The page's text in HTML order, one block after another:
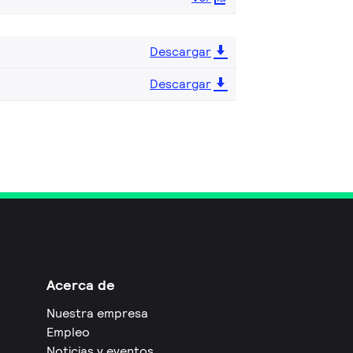
Descargar
Descargar
Acerca de
Nuestra empresa
Empleo